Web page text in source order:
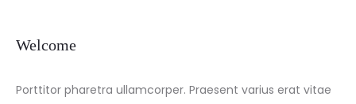
Welcome
Porttitor pharetra ullamcorper. Praesent varius erat vitae